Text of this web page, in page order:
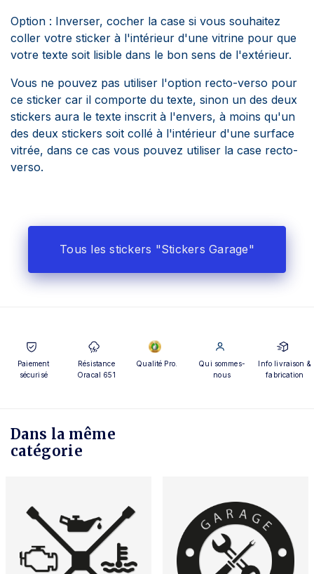
Option : Inverser, cocher la case si vous souhaitez
coller votre sticker à l'intérieur d'une vitrine pour que
votre texte soit lisible dans le bon sens de l'extérieur.
Vous ne pouvez pas utiliser l'option recto-verso pour
ce sticker car il comporte du texte, sinon un des deux
stickers aura le texte inscrit à l'envers, à moins qu'un
des deux stickers soit collé à l'intérieur d'une surface
vitrée, dans ce cas vous pouvez utiliser la case recto-
verso.
Tous les stickers "Stickers Garage"
Paiement
sécurisé
Résistance
Oracal 651
Qualité Pro.
Qui sommes-
nous
Info livraison &
fabrication
Dans la même
catégorie